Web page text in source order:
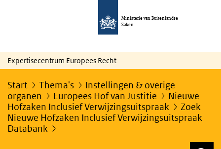
Ministerie van Buitenlandse
Zaken
Expertisecentrum Europees Recht
Start Thema's
Instellingen & overige
organen
Europees Hof van Justitie
Nieuwe
Hofzaken Inclusief Verwijzingsuitspraak
Zoek
Nieuwe Hofzaken Inclusief Verwijzingsuitspraak
Databank